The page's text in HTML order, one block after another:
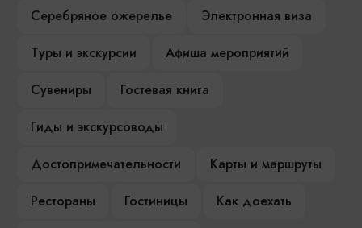
Серебряное ожерелье
Электронная виза
Туры и экскурсии
Афиша мероприятий
Сувениры
Гостевая книга
Гиды и экскурсоводы
Достопримечательности
Карты и маршруты
Рестораны
Гостиницы
Как доехать